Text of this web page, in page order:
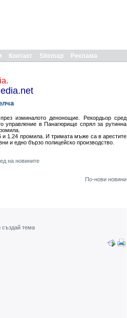
Контакт Sitemap Реклама
изминалото денонощие. Рекордьор сред
управление в Панагюрище спрял за рутинна
и 1.24 промила. И тримата мъже са в арестите
и едно бързо полицейско производство.
на новините
По-нови новини
тема